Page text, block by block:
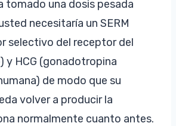
tomado una dosis pesada
necesitaría un SERM
selectivo del receptor del
y HCG (gonadotropina
de modo que su
volver a producir la
normalmente cuanto antes.